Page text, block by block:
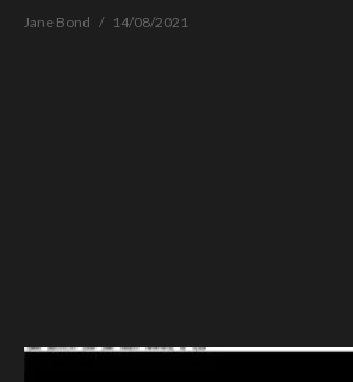
Jane Bond 14/08/2021